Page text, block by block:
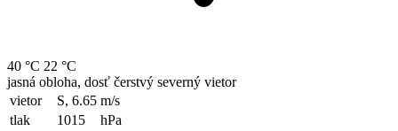
40 °C 22 °C
jasná obloha, dosť čerstvý severný vietor
vietor
S, 6.65 m/s
tlak
1015
hPa